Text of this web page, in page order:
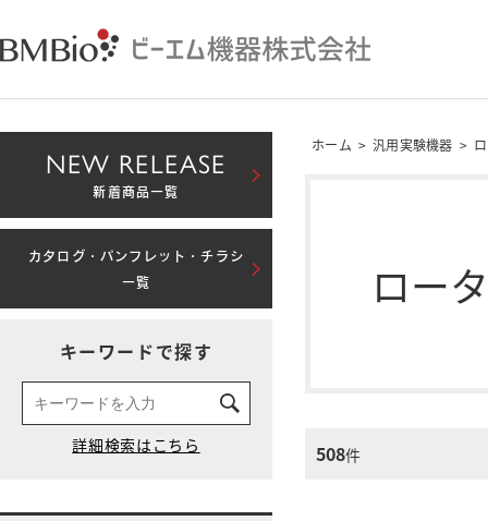
ホーム > 汎用実験機器 >
ロー
508件
NEW RELEASE
新着商品一覧
カタログ・パンフレット・チラシ
一覧
キーワードで探す